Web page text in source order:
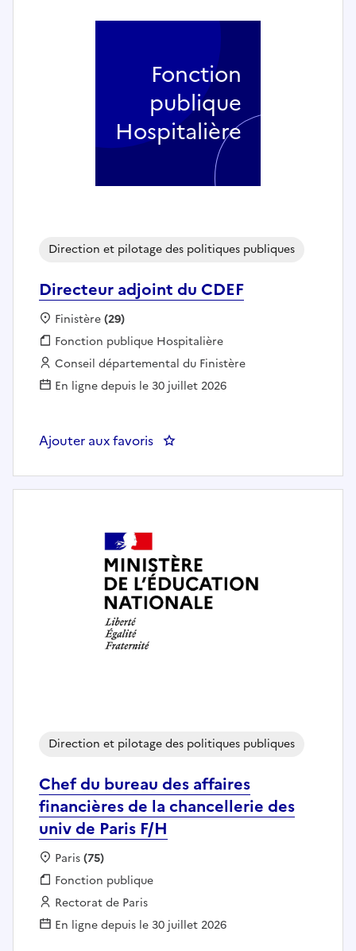
Directeur adjoint du CDEF
Direction et pilotage des politiques publiques
Localisation :
Finistère(29)
Fonction publique :
Fonction publique Hospitalière
Employeur :
Conseil départemental du Finistère
En ligne depuis le 30 juillet 2026
Ajouter aux favoris : Directeur adjoint du CDEF
Fonction
publique
Hospitalière
Chef du bureau des affaires
financières de la chancellerie des
univ de Paris F/H
Direction et pilotage des politiques publiques
Localisation :
Paris(75)
Fonction publique :
Fonction publique
Employeur :
Rectorat de Paris
En ligne depuis le 30 juillet 2026